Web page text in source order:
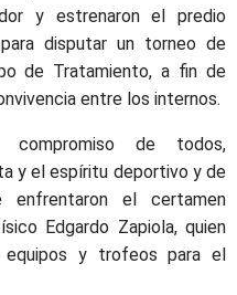
y estrenaron el predio
disputar un torneo de
de Tratamiento, a fin de
entre los internos.
compromiso de todos,
y el espíritu deportivo y de
el certamen
Edgardo Zapiola, quien
equipos y trofeos para el